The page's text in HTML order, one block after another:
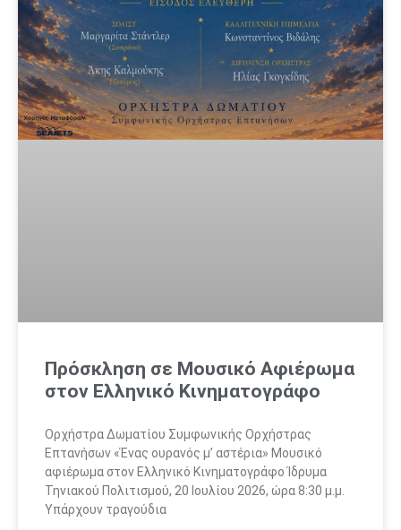
Πρόσκληση σε Μουσικό Αφιέρωμα
στον Ελληνικό Κινηματογράφο
Ορχήστρα Δωματίου Συμφωνικής Ορχήστρας
Επτανήσων «Ένας ουρανός μ’ αστέρια» Μουσικό
αφιέρωμα στον Ελληνικό Κινηματογράφο Ίδρυμα
Τηνιακού Πολιτισμού, 20 Ιουλίου 2026, ώρα 8:30 μ.μ.
Υπάρχουν τραγούδια